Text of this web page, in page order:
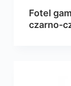
Fotel
czarno-